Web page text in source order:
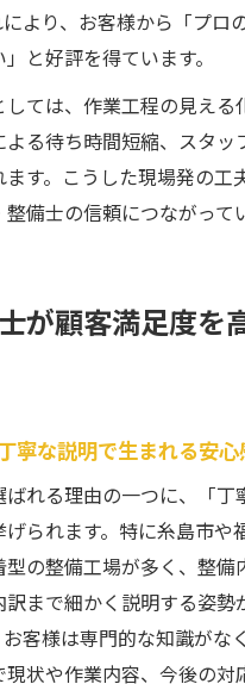
より、お客様から「プロ
と好評を得ています。
しては、作業工程の見える
よる待ち時間短縮、スタッ
す。こうした現場発の工
備士の信頼につながって
が顧客満足度を
寧な説明で生まれる安心
れる理由の一つに、「丁
られます。特に糸島市や
の整備工場が多く、整備
まで細かく説明する姿勢
客様は専門的な知識がな
状や作業内容、今後の対